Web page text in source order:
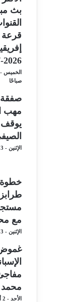
بث
قرعة
2026-2027
صباحًا
مهب
يوقف
الإثنين - 3 أغسطس - 2026 / 5:11 صباحًا
خطوة
مع
الإثنين - 3 أغسطس - 2026 / 2:02 صباحًا
محمد
الأحد - 2 أغسطس - 2026 / 4:16 مساءً